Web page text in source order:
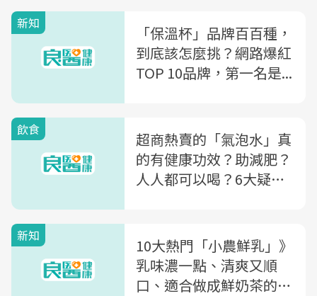
新知
「保溫杯」品牌百百種，
到底該怎麼挑？網路爆紅
TOP 10品牌，第一名是...
飲食
超商熱賣的「氣泡水」真
的有健康功效？助減肥？
人人都可以喝？6大疑
新知
10大熱門「小農鮮乳」》
乳味濃一點、清爽又順
口、適合做成鮮奶茶的鮮